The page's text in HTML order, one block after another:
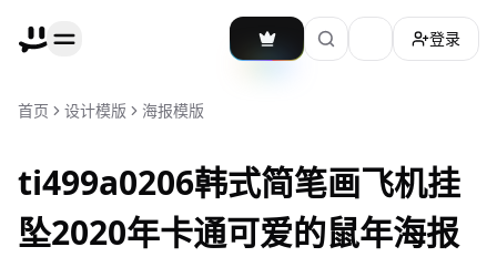
加载主题切换
登录
首页 设计模版 海报模版
ti499a0206韩式简笔画飞机挂
坠2020年卡通可爱的鼠年海报